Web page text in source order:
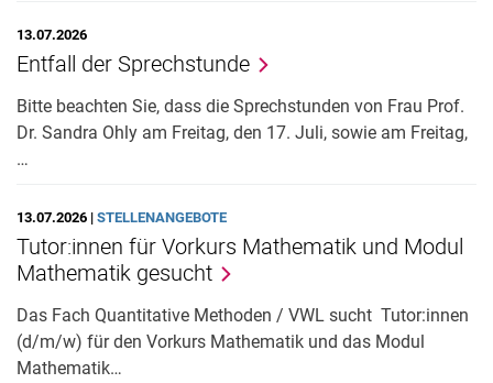
13.07.2026
Entfall der Sprechstunde
Bitte beachten Sie, dass die Sprechstunden von Frau Prof.
Dr. Sandra Ohly am Freitag, den 17. Juli, sowie am Freitag,
…
13.07.2026 | STELLENANGEBOTE
Tutor:innen für Vorkurs Mathematik und Modul
Mathematik gesucht
Das Fach Quantitative Methoden / VWL sucht Tutor:innen
(d/m/w) für den Vorkurs Mathematik und das Modul
Mathematik…